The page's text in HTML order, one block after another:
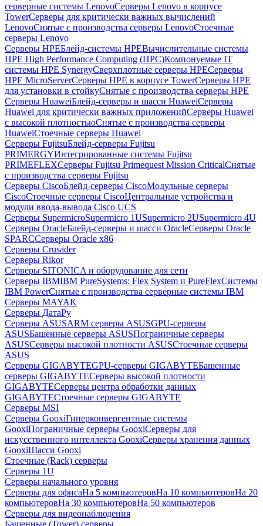
серверные системы LenovoСерверы Lenovo в корпусе
TowerСерверы для критически важных вычислений
LenovoСнятые с производства серверы LenovoСтоечные
серверы Lenovo
Серверы HPEБлейд-системы HPEВычислительные системы
HPE High Performance Computing (HPC)Компонуемые IT
системы HPE SynergyСверхплотные серверы HPEСерверы
HPE MicroServerСерверы HPE в корпусе TowerСерверы HPE
для установки в стойкуСнятые с производства серверы HPE
Серверы HuaweiБлейд-серверы и шасси HuaweiСерверы
Huawei для критически важных приложенийСерверы Huawei
с высокой плотностьюСнятые с производства серверы
HuaweiСтоечные серверы Huawei
Серверы FujitsuБлейд-серверы Fujitsu
PRIMERGYИнтегрированные системы Fujitsu
PRIMEFLEXСерверы Fujitsu Primequest Mission CriticalСнятые
с производства серверы Fujitsu
Серверы CiscoБлейд-серверы CiscoМодульные серверы
CiscoСтоечные серверы CiscoЦентральные устройства и
модули ввода-вывода Cisco UCS
Серверы SupermicroSupermicro 1USupermicro 2USupermicro 4U
Серверы OracleБлейд-серверы и шасси OracleСерверы Oracle
SPARCСерверы Oracle x86
Серверы Crusader
Серверы Rikor
Серверы SITONICA и оборудование для сети
Серверы IBMIBM PureSystems: Flex System и PureFlexСистемы
IBM PowerСнятые с производства серверные системы IBM
Серверы MAYAK
Серверы ДатаРу
Серверы ASUSARM серверы ASUSGPU-серверы
ASUSБашенные серверы ASUSПограничные серверы
ASUSСерверы высокой плотности ASUSСтоечные серверы
ASUS
Серверы GIGABYTEGPU-серверы GIGABYTEБашенные
серверы GIGABYTEСерверы высокой плотности
GIGABYTEСерверы центра обработки данных
GIGABYTEСтоечные серверы GIGABYTE
Серверы MSI
Серверы GooxiГиперконвергентные системы
GooxiПограничные серверы GooxiСерверы для
искусственного интеллекта GooxiСерверы хранения данных
GooxiШасси Gooxi
Стоечные (Rack) серверы
Серверы 1U
Серверы начального уровня
Серверы для офисаНа 5 компьютеровНа 10 компьютеровНа 20
компьютеровНа 30 компьютеровНа 50 компьютеров
Серверы для видеонаблюдения
Башенные (Tower) серверы